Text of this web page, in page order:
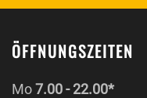
ÖFFNUNGSZEITEN
Mo7.00 - 22.00*